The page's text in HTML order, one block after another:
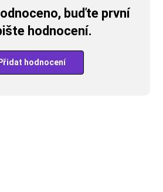
buďte první
hodnocení.
Přidat hodnocení